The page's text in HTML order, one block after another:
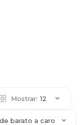
Mostrar: 12
barato a caro